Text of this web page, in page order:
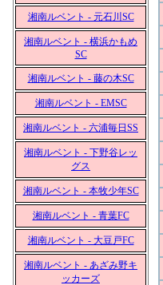
湘南ルベント - 元石川SC
湘南ルベント - 横浜かもめ
SC
湘南ルベント - 藤の木SC
湘南ルベント - EMSC
湘南ルベント - 六浦毎日SS
湘南ルベント - 下野谷レッ
グス
湘南ルベント - 本牧少年SC
湘南ルベント - 青葉FC
湘南ルベント - 大豆戸FC
湘南ルベント - あざみ野キ
ッカーズ